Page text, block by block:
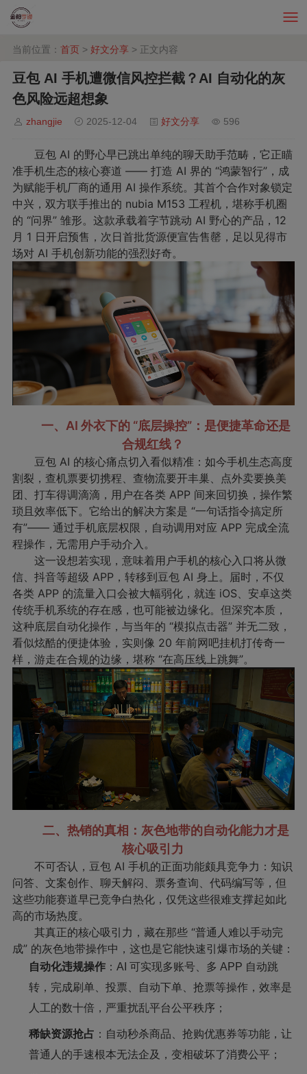
当前位置： 首页 > 好文分享 > 正文内容
豆包 AI 手机遭微信风控拦截？AI 自动化的灰
色风险远超想象
zhangjie 2025-12-04 好文分享 596
豆包 AI 的野心早已跳出单纯的聊天助手范畴，它正瞄
准手机生态的核心赛道 —— 打造 AI 界的 “鸿蒙智行”，成
为赋能手机厂商的通用 AI 操作系统。其首个合作对象锁定
中兴，双方联手推出的 nubia M153 工程机，堪称手机圈
的 “问界” 雏形。这款承载着字节跳动 AI 野心的产品，12
月 1 日开启预售，次日首批货源便宣告售罄，足以见得市
场对 AI 手机创新功能的强烈好奇。
一、AI 外衣下的 “底层操控”：是便捷革命还是
合规红线？
豆包 AI 的核心痛点切入看似精准：如今手机生态高度
割裂，查机票要切携程、查物流要开丰巢、点外卖要换美
团、打车得调滴滴，用户在各类 APP 间来回切换，操作繁
琐且效率低下。它给出的解决方案是 “一句话指令搞定所
有”—— 通过手机底层权限，自动调用对应 APP 完成全流
程操作，无需用户手动介入。
这一设想若实现，意味着用户手机的核心入口将从微
信、抖音等超级 APP，转移到豆包 AI 身上。届时，不仅
各类 APP 的流量入口会被大幅弱化，就连 iOS、安卓这类
传统手机系统的存在感，也可能被边缘化。但深究本质，
这种底层自动化操作，与当年的 “模拟点击器” 并无二致，
看似炫酷的便捷体验，实则像 20 年前网吧挂机打传奇一
样，游走在合规的边缘，堪称 “在高压线上跳舞”。
二、热销的真相：灰色地带的自动化能力才是
核心吸引力
不可否认，豆包 AI 手机的正面功能颇具竞争力：知识
问答、文案创作、聊天解闷、票务查询、代码编写等，但
这些功能赛道早已竞争白热化，仅凭这些很难支撑起如此
高的市场热度。
其真正的核心吸引力，藏在那些 “普通人难以手动完
成” 的灰色地带操作中，这也是它能快速引爆市场的关键：
自动化违规操作 ：AI 可实现多账号、多 APP 自动跳
转，完成刷单、投票、自动下单、抢票等操作，效率是
人工的数十倍，严重扰乱平台公平秩序；
稀缺资源抢占 ：自动秒杀商品、抢购优惠券等功能，让
普通人的手速根本无法企及，变相破坏了消费公平；